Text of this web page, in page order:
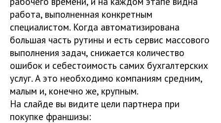
работа, выполненная конкретным
специалистом. Когда автоматизирована
большая часть рутины и есть сервис массового
выполнения задач, снижается количество
ошибок и себестоимость самих бухгалтерских
услуг. А это необходимо компаниям средним,
малым и, конечно же, крупным.
На слайде вы видите цели партнера при
покупке франшизы: